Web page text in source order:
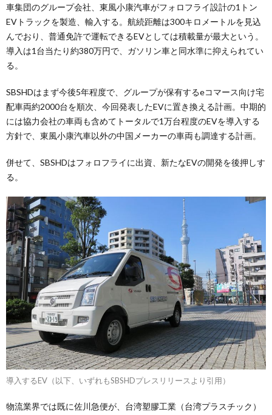
車集団のグループ会社、東風小康汽車がフォロフライ設計の1トン
EVトラックを製造、輸入する。航続距離は300キロメートルを見込
んでおり、普通免許で運転できるEVとしては積載量が最大という。
導入は1台当たり約380万円で、ガソリン車と同水準に抑えられてい
る。
SBSHDはまず今後5年程度で、グループが保有するeコマース向け宅
配車両約2000台を順次、今回発表したEVに置き換える計画。中期的
には協力会社の車両も含めてトータルで1万台程度のEVを導入する
方針で、東風小康汽車以外の中国メーカーの車両も調達する計画。
併せて、SBSHDはフォロフライに出資、新たなEVの開発を後押しす
る。
導入するEV（以下、いずれもSBSHDプレスリリースより引用）
物流業界では既に佐川急便が、台湾塑膠工業（台湾プラスチック）